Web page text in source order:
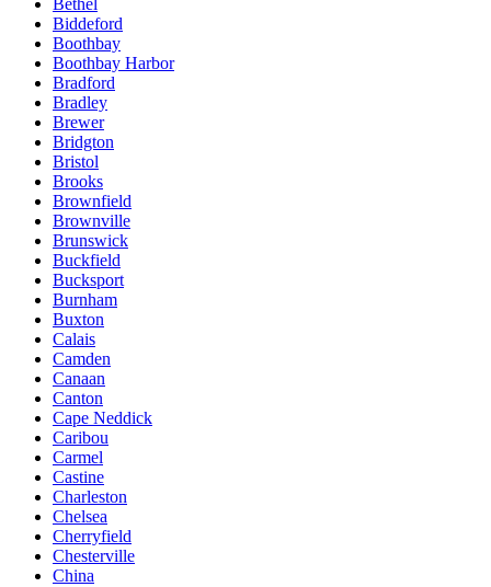
Biddeford
Boothbay
Boothbay Harbor
Bradford
Bradley
Brewer
Bridgton
Bristol
Brooks
Brownfield
Brownville
Brunswick
Buckfield
Bucksport
Burnham
Buxton
Calais
Camden
Canaan
Canton
Cape Neddick
Caribou
Carmel
Castine
Charleston
Chelsea
Cherryfield
Chesterville
China